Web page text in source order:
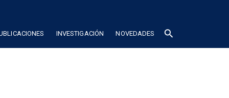
INVESTIGACIÓN NOVEDADES search